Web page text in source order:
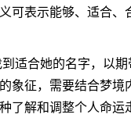
可表示能够、适合
适合她的名字，以
象征，需要结合梦
了解和调整个人命